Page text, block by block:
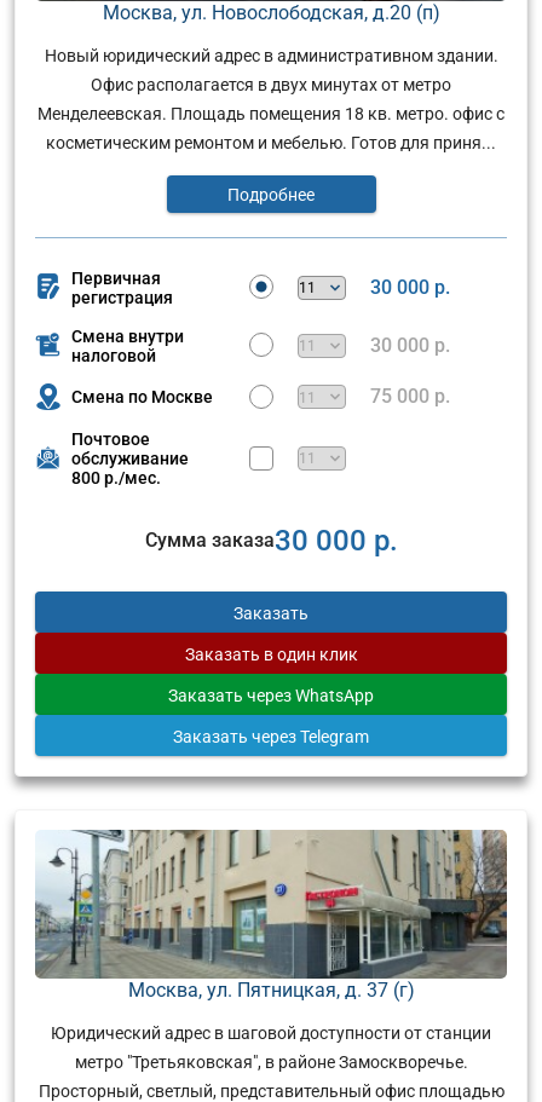
Москва, ул. Новослободская, д.20 (п)
Новый юридический адрес в административном здании.
Офис располагается в двух минутах от метро
Менделеевская. Площадь помещения 18 кв. метро. офис с
косметическим ремонтом и мебелью. Готов для приня...
Подробнее
Первичная
регистрация
30 000 р.
Смена внутри
налоговой
30 000 р.
Смена по Москве 75 000 р.
Почтовое
обслуживание
800 р./мес.
Сумма заказа30 000 р.
Заказать
Заказать в один клик
Заказать через WhatsApp
Заказать через Telegram
Москва, ул. Пятницкая, д. 37 (г)
Юридический адрес в шаговой доступности от станции
метро "Третьяковская", в районе Замоскворечье.
Просторный, светлый, представительный офис площадью